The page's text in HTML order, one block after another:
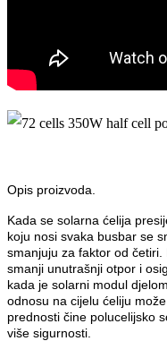
Opis proizvoda.
Kada se solarna ćelija
koju nosi svaka busbar se
smanjuju za faktor od
smanji unutrašnji otpor i
kada je solarni modul
odnosu na cijelu ćeliju
prednosti čine polucelijsko
više sigurnosti.